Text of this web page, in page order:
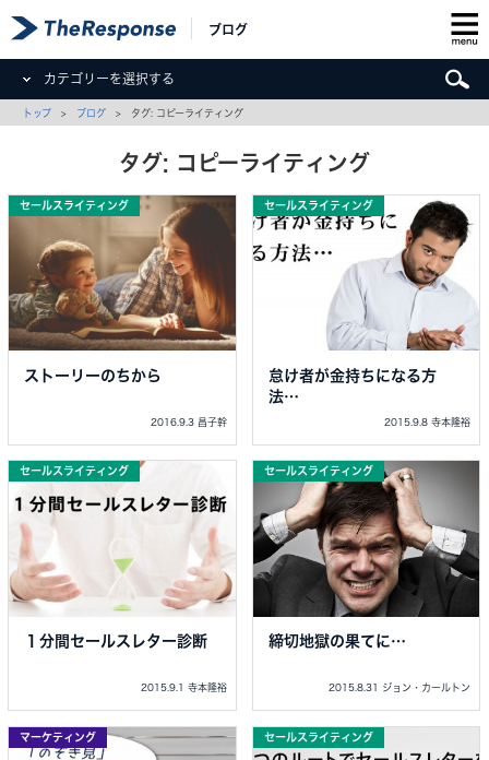
ブログ
カテゴリーを選択する
トップ > ブログ > タグ: コピーライティング
タグ: コピーライティング
セールスライティング
ストーリーのちから
2016.9.3 昌子幹
セールスライティング
怠け者が金持ちになる方
法…
2015.9.8 寺本隆裕
セールスライティング
１分間セールスレター診断
2015.9.1 寺本隆裕
セールスライティング
締切地獄の果てに…
2015.8.31 ジョン・カールトン
マーケティング セールスライティング